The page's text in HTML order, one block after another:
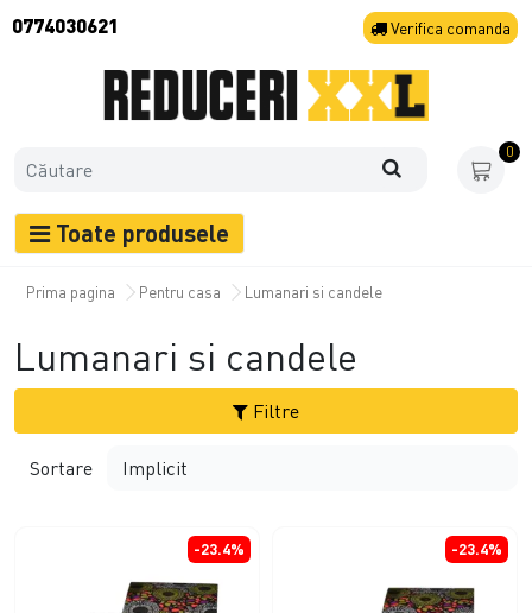
0774030621 Verifica comanda
0
Toate produsele
Prima pagina Pentru casa Lumanari si candele
Lumanari si candele
Filtre
Sortare
-23.4% -23.4%